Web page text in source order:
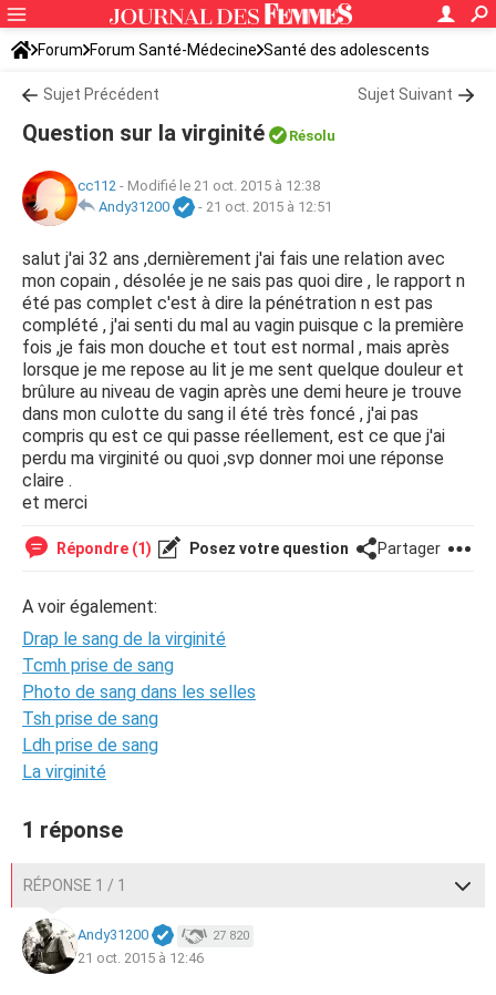
Forum Forum Santé-Médecine Santé des adolescents
Sujet Précédent Sujet Suivant
Question sur la virginité Résolu
cc112 - Modifié le 21 oct. 2015 à 12:38
Andy31200
- 21 oct. 2015 à 12:51
salut j'ai 32 ans ,dernièrement j'ai fais une relation avec
mon copain , désolée je ne sais pas quoi dire , le rapport n
été pas complet c'est à dire la pénétration n est pas
complété , j'ai senti du mal au vagin puisque c la première
fois ,je fais mon douche et tout est normal , mais après
lorsque je me repose au lit je me sent quelque douleur et
brûlure au niveau de vagin après une demi heure je trouve
dans mon culotte du sang il été très foncé , j'ai pas
compris qu est ce qui passe réellement, est ce que j'ai
perdu ma virginité ou quoi ,svp donner moi une réponse
claire .
et merci
Répondre (1) Posez votre question Partager
A voir également:
Drap le sang de la virginité
Tcmh prise de sang
Photo de sang dans les selles
Tsh prise de sang
Ldh prise de sang
La virginité
1 réponse
RÉPONSE 1 / 1
Andy31200 27 820
21 oct. 2015 à 12:46